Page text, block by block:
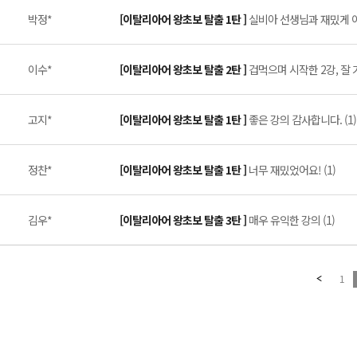
박정* [이탈리아어 왕초보 탈출 1탄 ] 실비아 선생님과 재밌게
이수* [이탈리아어 왕초보 탈출 2탄 ] 겁먹으며 시작한 2강, 잘
고지* [이탈리아어 왕초보 탈출 1탄 ] 좋은 강의 감사합니다. (1)
정찬* [이탈리아어 왕초보 탈출 1탄 ] 너무 재밌었어요! (1)
김우* [이탈리아어 왕초보 탈출 3탄 ] 매우 유익한 강의 (1)
1